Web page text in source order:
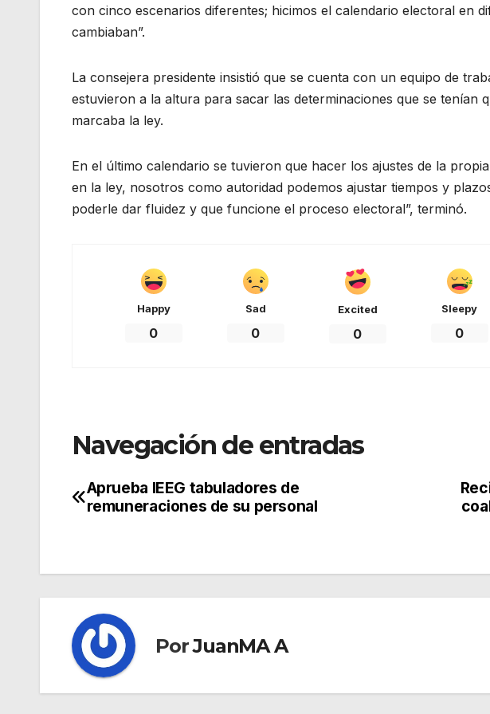
con cinco escenarios diferentes; hicimos el calendario electoral en
cambiaban”.
La consejera presidente insistió que se cuenta con un equipo de
estuvieron a la altura para sacar las determinaciones que se tenían
marcaba la ley.
En el último calendario se tuvieron que hacer los ajustes de la
en la ley, nosotros como autoridad podemos ajustar tiempos y
poderle dar fluidez y que funcione el proceso electoral”, terminó.
Happy
0
Sad
0
Excited
0
Sleepy
0
Navegación de entradas
Aprueba IEEG tabuladores de
remuneraciones de su personal
PorJuanMA A